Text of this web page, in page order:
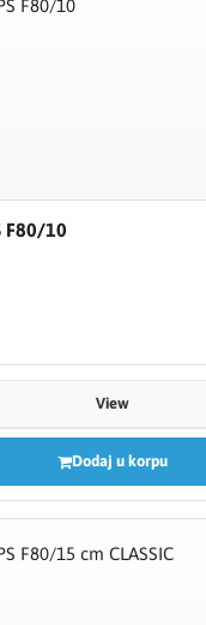
F80/10
View
Dodaj u korpu